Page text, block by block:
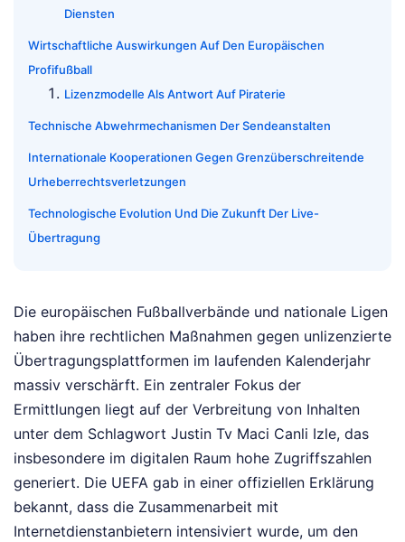
Diensten
Wirtschaftliche Auswirkungen Auf Den Europäischen
Profifußball
Lizenzmodelle Als Antwort Auf Piraterie
Technische Abwehrmechanismen Der Sendeanstalten
Internationale Kooperationen Gegen Grenzüberschreitende
Urheberrechtsverletzungen
Technologische Evolution Und Die Zukunft Der Live-
Übertragung
Die europäischen Fußballverbände und nationale Ligen
haben ihre rechtlichen Maßnahmen gegen unlizenzierte
Übertragungsplattformen im laufenden Kalenderjahr
massiv verschärft. Ein zentraler Fokus der
Ermittlungen liegt auf der Verbreitung von Inhalten
unter dem Schlagwort Justin Tv Maci Canli Izle, das
insbesondere im digitalen Raum hohe Zugriffszahlen
generiert. Die UEFA gab in einer offiziellen Erklärung
bekannt, dass die Zusammenarbeit mit
Internetdienstanbietern intensiviert wurde, um den